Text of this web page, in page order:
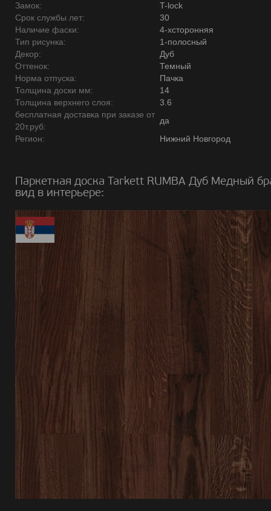
Замок:
T-lock
Срок службы лет:
30
Наличие фаски:
4-хсторонняя
Тип рисунка:
1-полосный
Декор:
Дуб
Оттенок:
Темный
Норма отпуска:
Пачка
Толщина доски мм:
14
Толщина верхнего слоя:
3.6
бесплатная доставка при заказе от
20т.руб:
да
Регион:
Нижний Новгород
Паркетная доска Tarkett RUMBA Дуб Медный
вид в интерьере: